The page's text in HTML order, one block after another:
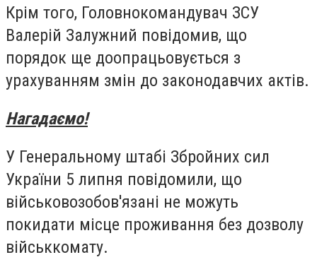
Крім того, Головнокомандувач ЗСУ
Валерій Залужний повідомив, що
порядок ще доопрацьовується з
урахуванням змін до законодавчих актів.
Нагадаємо!
У Генеральному штабі Збройних сил
України 5 липня повідомили, що
військовозобов'язані не можуть
покидати місце проживання без дозволу
військкомату.